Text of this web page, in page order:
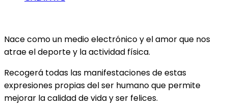
Nace como un medio electrónico y el amor que nos
atrae el deporte y la actividad física.
Recogerá todas las manifestaciones de estas
expresiones propias del ser humano que permite
mejorar la calidad de vida y ser felices.